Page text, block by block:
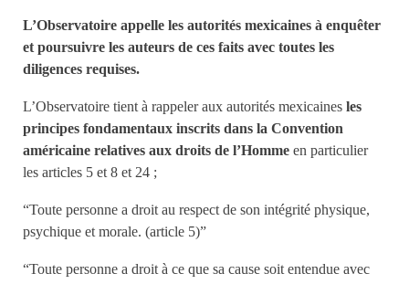
L’Observatoire appelle les autorités mexicaines à enquêter
et poursuivre les auteurs de ces faits avec toutes les
diligences requises.
L’Observatoire tient à rappeler aux autorités mexicaines les
principes fondamentaux inscrits dans la Convention
américaine relatives aux droits de l’Homme en particulier
les articles 5 et 8 et 24 ;
“Toute personne a droit au respect de son intégrité physique,
psychique et morale. (article 5)”
“Toute personne a droit à ce que sa cause soit entendue avec